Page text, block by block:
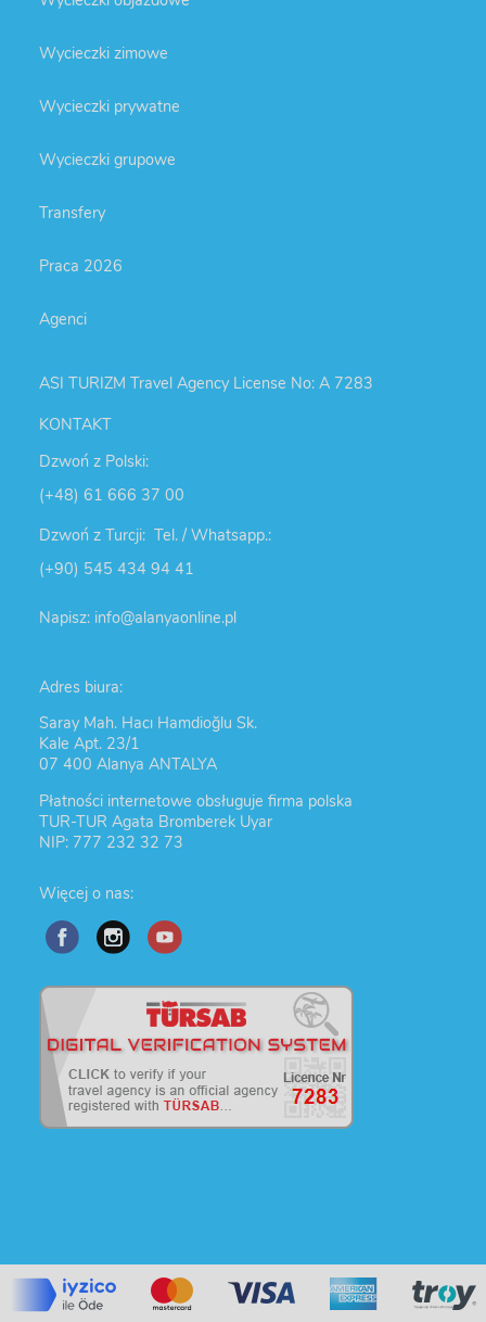
Wycieczki zimowe
Wycieczki prywatne
Wycieczki grupowe
Transfery
Praca 2026
Agenci
ASI TURIZM Travel Agency License No: A 7283
KONTAKT
Dzwoń z Polski:
(+48) 61 666 37 00
Dzwoń z Turcji: Tel. / Whatsapp.:
(+90) 545 434 94 41
Napisz: info@alanyaonline.pl
Adres biura:
Saray Mah. Hacı Hamdioğlu Sk.
Kale Apt. 23/1
07 400 Alanya ANTALYA
Płatności internetowe obsługuje firma polska
TUR-TUR Agata Bromberek Uyar
NIP: 777 232 32 73
Więcej o nas: